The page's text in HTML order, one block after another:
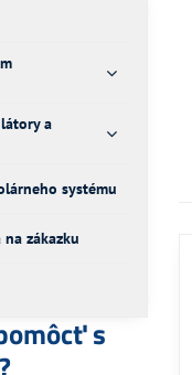
a
systému
zákazku
s